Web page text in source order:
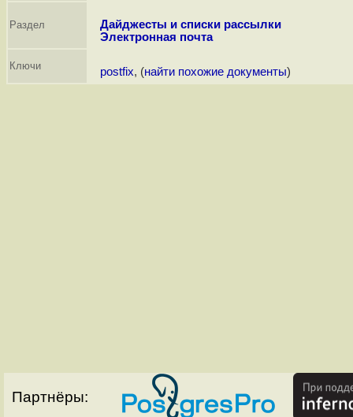
Раздел
Дайджесты и списки рассылки
Электронная почта
Ключи postfix, (найти похожие документы)
Партнёры: